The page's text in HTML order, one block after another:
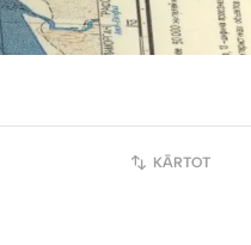
KĀRTOT